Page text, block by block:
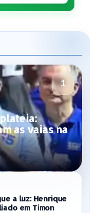
as vaias na
a luz: Henrique
em Timon